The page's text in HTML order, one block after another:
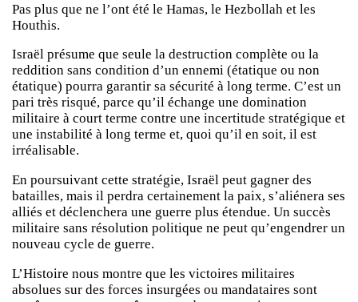
Pas plus que ne l’ont été le Hamas, le Hezbollah et les
Houthis.
Israël présume que seule la destruction complète ou la
reddition sans condition d’un ennemi (étatique ou non
étatique) pourra garantir sa sécurité à long terme. C’est un
pari très risqué, parce qu’il échange une domination
militaire à court terme contre une incertitude stratégique et
une instabilité à long terme et, quoi qu’il en soit, il est
irréalisable.
En poursuivant cette stratégie, Israël peut gagner des
batailles, mais il perdra certainement la paix, s’aliénera ses
alliés et déclenchera une guerre plus étendue. Un succès
militaire sans résolution politique ne peut qu’engendrer un
nouveau cycle de guerre.
L’Histoire nous montre que les victoires militaires
absolues sur des forces insurgées ou mandataires sont